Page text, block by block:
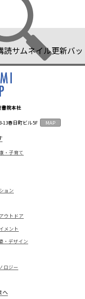
読サムネイル更新バッ
院本社
13春日町ビル5F MAP
・子育て
ョン
ウトドア
メント
・デザイン
ロジー
へ